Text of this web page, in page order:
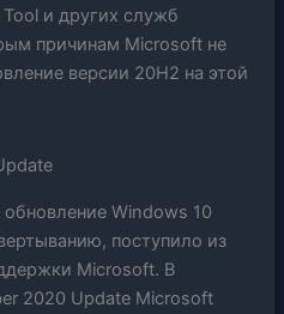
и других служб
причинам Microsoft не
версии 20H2 на этой
Windows 10
поступило из
Microsoft. В
2020 Update Microsoft